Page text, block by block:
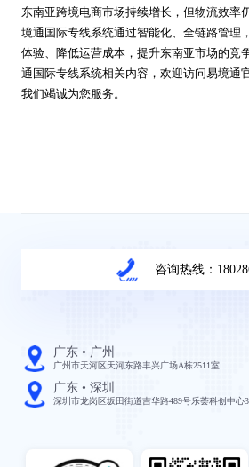
东南亚跨境电商市场持续增长，但物流效率
境通国际专线系统通过智能化、全链路管理
体验、降低运营成本，提升东南亚市场的竞
通国际专线系统相关内容，欢迎访问易境通
我们竭诚为您服务。
咨询热线：
广东 • 广州
广州市天河区天河东路丰兴广场A栋2511室
广东 • 深圳
深圳市龙岗区坂田街道吉华路489号乐荟科创中心